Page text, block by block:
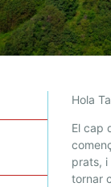
T
A
L
P
S
Hola
El cap
prats, i
tornar